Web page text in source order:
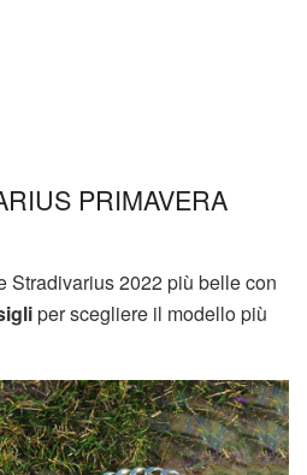
PRIMAVERA
Stradivarius 2022 più belle con
per scegliere il modello più